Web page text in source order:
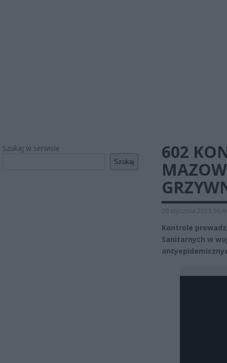
Szukaj w serwisie
Szukaj
602
29 stycznia 2021
Kontrole
Sanitarnych w